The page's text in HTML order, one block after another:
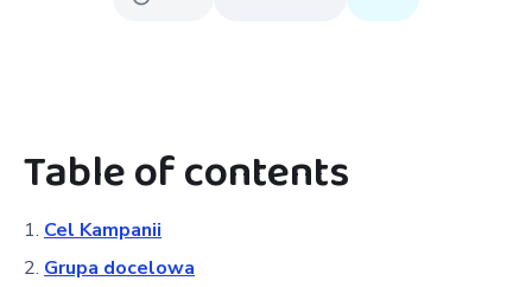
Table of contents
Cel Kampanii
Grupa docelowa